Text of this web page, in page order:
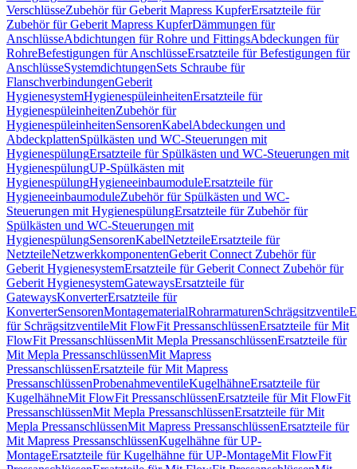
VerschlüsseZubehör für Geberit Mapress KupferErsatzteile für
Zubehör für Geberit Mapress KupferDämmungen für
AnschlüsseAbdichtungen für Rohre und FittingsAbdeckungen für
RohreBefestigungen für AnschlüsseErsatzteile für Befestigungen für
AnschlüsseSystemdichtungenSets Schraube für
FlanschverbindungenGeberit
HygienesystemHygienespüleinheitenErsatzteile für
HygienespüleinheitenZubehör für
HygienespüleinheitenSensorenKabelAbdeckungen und
AbdeckplattenSpülkästen und WC-Steuerungen mit
HygienespülungErsatzteile für Spülkästen und WC-Steuerungen mit
HygienespülungUP-Spülkästen mit
HygienespülungHygieneeinbaumoduleErsatzteile für
HygieneeinbaumoduleZubehör für Spülkästen und WC-
Steuerungen mit HygienespülungErsatzteile für Zubehör für
Spülkästen und WC-Steuerungen mit
HygienespülungSensorenKabelNetzteileErsatzteile für
NetzteileNetzwerkkomponentenGeberit Connect Zubehör für
Geberit HygienesystemErsatzteile für Geberit Connect Zubehör für
Geberit HygienesystemGatewaysErsatzteile für
GatewaysKonverterErsatzteile für
KonverterSensorenMontagematerialRohrarmaturenSchrägsitzventile
für SchrägsitzventileMit FlowFit PressanschlüssenErsatzteile für Mit
FlowFit PressanschlüssenMit Mepla PressanschlüssenErsatzteile für
Mit Mepla PressanschlüssenMit Mapress
PressanschlüssenErsatzteile für Mit Mapress
PressanschlüssenProbenahmeventileKugelhähneErsatzteile für
KugelhähneMit FlowFit PressanschlüssenErsatzteile für Mit FlowFit
PressanschlüssenMit Mepla PressanschlüssenErsatzteile für Mit
Mepla PressanschlüssenMit Mapress PressanschlüssenErsatzteile für
Mit Mapress PressanschlüssenKugelhähne für UP-
MontageErsatzteile für Kugelhähne für UP-MontageMit FlowFit